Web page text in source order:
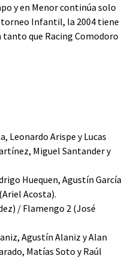
y en Menor continúa solo
Infantil, la 2004 tiene
tanto que Racing Comodoro
Leonardo Arispe y Lucas
Miguel Santander y
Huequen, Agustín García
Acosta).
/ Flamengo 2 (José
Agustín Alaniz y Alan
Matías Soto y Raúl